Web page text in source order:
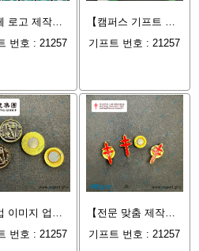
【단체 로고 제작】 침사추 침례교회: 휘준 기프트가 제작한 깔끔한 스타일의 흰색 도금 금속 배지
번호 : 21257
【캠퍼스 기프트 최고의 선택】 명애락군학교: 휘준 기프트가 제작한 정교한 팬더 테마 도금 메탈 배지
기프트 번호 : 21257
번호 : 21257
【전문 맞춤 제작】 홍콩 결핵 심장 및 흉부 질환 협회: 휘준 기념품 금속 자석 배지 공예 분석
기프트 번호 : 21257